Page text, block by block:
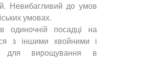
Невибагливий до умов
умовах.
одиночній посадці на
з іншими хвойними і
для вирощування в